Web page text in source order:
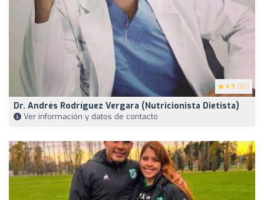
4.9 (82)
Dr. Andrés Rodríguez Vergara (Nutricionista Dietista)
Ver información y datos de contacto